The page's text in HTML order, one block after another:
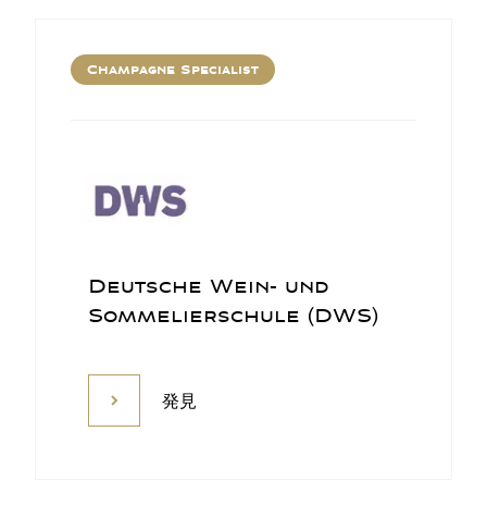
Champagne Specialist
Deutsche Wein- und
Sommelierschule (DWS)
発見 発見